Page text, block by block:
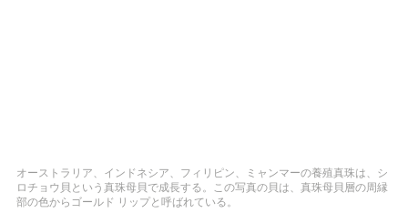
オーストラリア、インドネシア、フィリピン、ミャンマーの養殖真珠は、シ
ロチョウ貝という真珠母貝で成長する。この写真の貝は、真珠母貝層の周縁
部の色からゴールド リップと呼ばれている。